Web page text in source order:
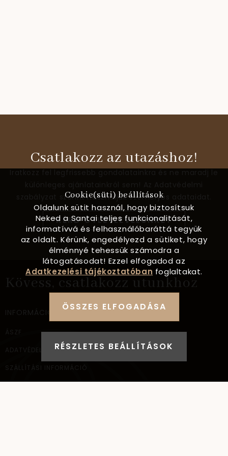
Csatlakozz az utazáshoz!
szabályzat szerint használjuk személyes adataidat.
KÉRD ÖTLETLEVELÜNKET
Kövess, csatlakozz utunkhoz
INFORMÁCIÓ
ÁSZF
ADATVÉDELEM
SZÁLLÍTÁSI INFORMÁCIÓ
Cookie(süti) beállítások
Oldalunk sütit használ, hogy biztosítsuk
Neked a Santai teljes funkcionalitását,
informatívvá és felhasználóbaráttá tegyük
az oldalt. Kérünk, engedélyezd a sütiket, hogy
élménnyé tehessük számodra a
látogatásodat! Ezzel elfogadod az
Adatkezelési tájékoztatóban foglaltakat.
ÖSSZES ELFOGADÁSA
RÉSZLETES BEÁLLÍTÁSOK